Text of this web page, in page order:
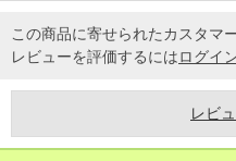
この商品に寄せられたカスタマ
レビューを評価するにはログイ
レビ